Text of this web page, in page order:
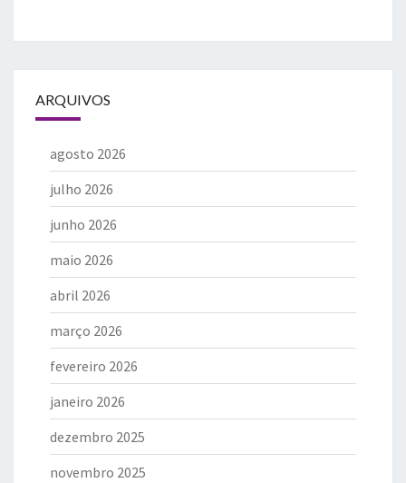
ARQUIVOS
agosto 2026
julho 2026
junho 2026
maio 2026
abril 2026
março 2026
fevereiro 2026
janeiro 2026
dezembro 2025
novembro 2025